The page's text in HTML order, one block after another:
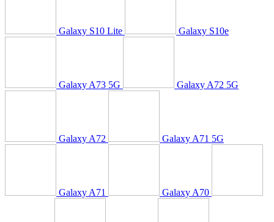
Galaxy S10 Lite Galaxy S10e
Galaxy A73 5G Galaxy A72 5G
Galaxy A72 Galaxy A71 5G
Galaxy A71 Galaxy A70